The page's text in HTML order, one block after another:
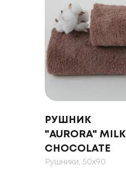
РУШНИК
"AURORA" MILK
CHOCOLATE
Рушники, 50x90